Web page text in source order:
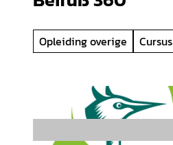
Opleiding overige Cursus